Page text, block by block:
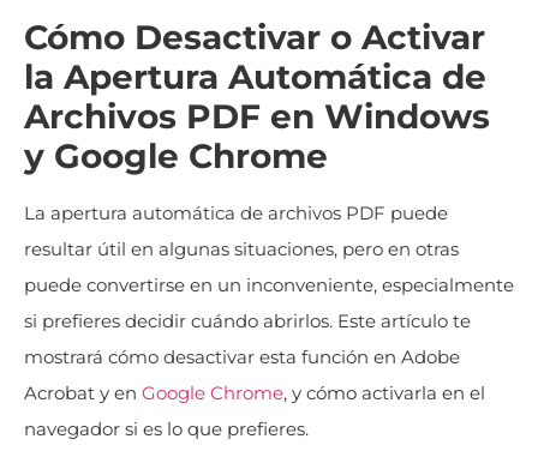
Cómo Desactivar o Activar
la Apertura Automática de
Archivos PDF en Windows
y Google Chrome
La apertura automática de archivos PDF puede
resultar útil en algunas situaciones, pero en otras
puede convertirse en un inconveniente, especialmente
si prefieres decidir cuándo abrirlos. Este artículo te
mostrará cómo desactivar esta función en Adobe
Acrobat y en Google Chrome, y cómo activarla en el
navegador si es lo que prefieres.